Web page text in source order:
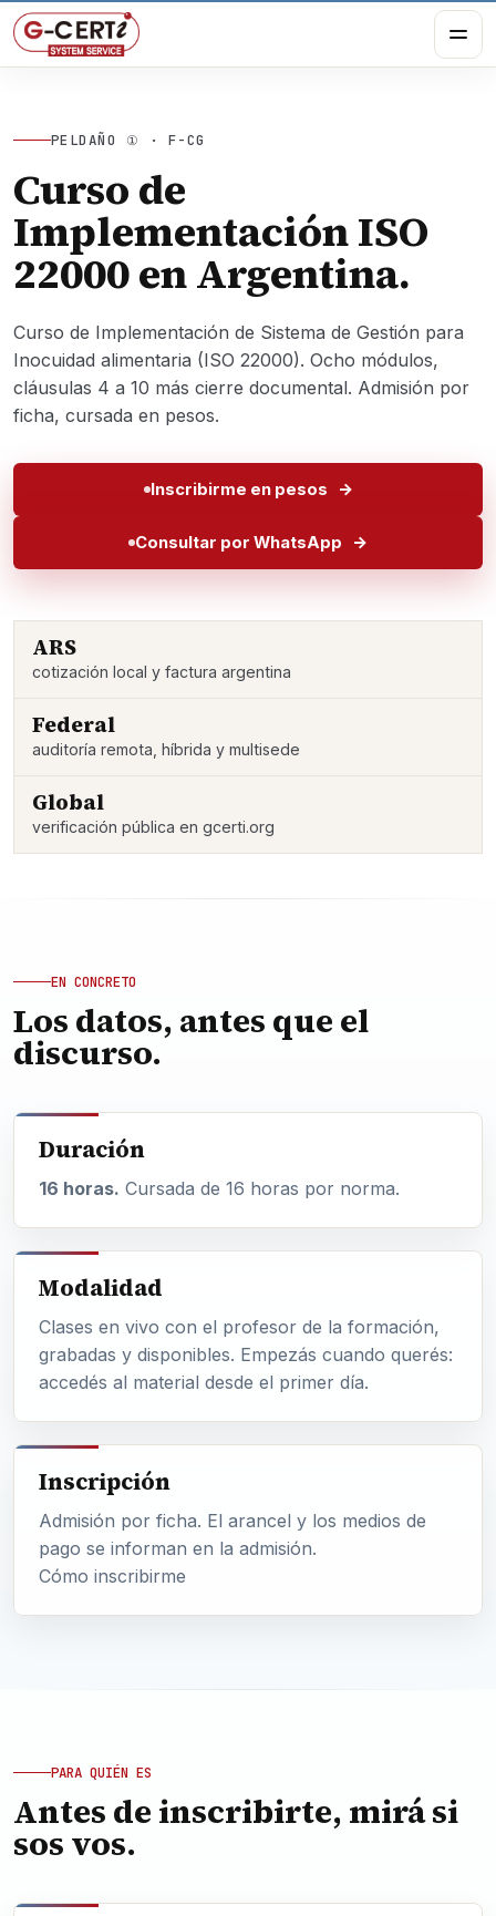
PELDAÑO ① · F-CG
Curso de
Implementación ISO
22000 en Argentina.
Curso de Implementación de Sistema de Gestión para
Inocuidad alimentaria (ISO 22000). Ocho módulos,
cláusulas 4 a 10 más cierre documental. Admisión por
ficha, cursada en pesos.
Inscribirme en pesos
Consultar por WhatsApp
ARS
cotización local y factura argentina
Federal
auditoría remota, híbrida y multisede
Global
verificación pública en gcerti.org
EN CONCRETO
Los datos, antes que el
discurso.
Duración
16 horas. Cursada de 16 horas por norma.
Modalidad
Clases en vivo con el profesor de la formación,
grabadas y disponibles. Empezás cuando querés:
accedés al material desde el primer día.
Inscripción
Admisión por ficha. El arancel y los medios de
pago se informan en la admisión.
Cómo inscribirme
PARA QUIÉN ES
Antes de inscribirte, mirá si
sos vos.